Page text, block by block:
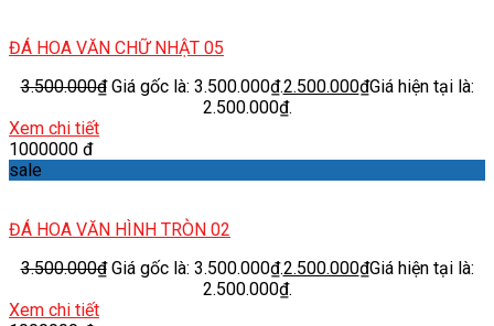
ĐÁ HOA VĂN CHỮ NHẬT 05
3.500.000₫ Giá gốc là: 3.500.000₫.2.500.000₫Giá hiện tại là:
2.500.000₫.
Xem chi tiết
1000000 đ
sale
ĐÁ HOA VĂN HÌNH TRÒN 02
3.500.000₫ Giá gốc là: 3.500.000₫.2.500.000₫Giá hiện tại là:
2.500.000₫.
Xem chi tiết